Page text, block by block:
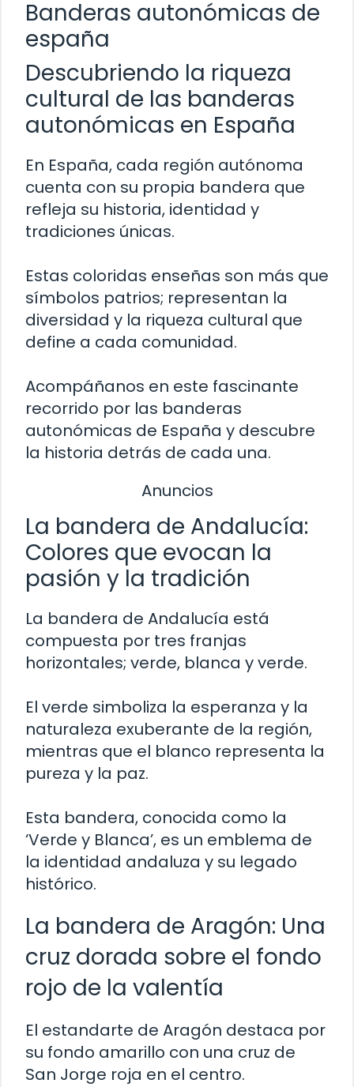
Banderas autonómicas de
españa
Descubriendo la riqueza
cultural de las banderas
autonómicas en España
En España, cada región autónoma
cuenta con su propia bandera que
refleja su historia, identidad y
tradiciones únicas.
Estas coloridas enseñas son más que
símbolos patrios; representan la
diversidad y la riqueza cultural que
define a cada comunidad.
Acompáñanos en este fascinante
recorrido por las banderas
autonómicas de España y descubre
la historia detrás de cada una.
Anuncios
La bandera de Andalucía:
Colores que evocan la
pasión y la tradición
La bandera de Andalucía está
compuesta por tres franjas
horizontales; verde, blanca y verde.
El verde simboliza la esperanza y la
naturaleza exuberante de la región,
mientras que el blanco representa la
pureza y la paz.
Esta bandera, conocida como la
‘Verde y Blanca’, es un emblema de
la identidad andaluza y su legado
histórico.
La bandera de Aragón: Una
cruz dorada sobre el fondo
rojo de la valentía
El estandarte de Aragón destaca por
su fondo amarillo con una cruz de
San Jorge roja en el centro.